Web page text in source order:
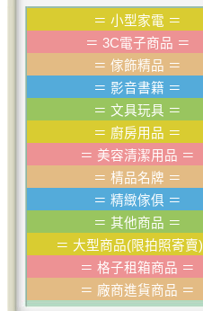
＝ 小型家電 ＝
＝ 3C電子商品 ＝
＝ 傢飾精品 ＝
＝ 影音書籍 ＝
＝ 文具玩具 ＝
＝ 廚房用品 ＝
＝ 美容清潔用品 ＝
＝ 棈品名牌 ＝
＝ 精緻傢俱 ＝
＝ 其他商品 ＝
＝ 大型商品(限拍照寄賣)
＝ 格子租箱商品 ＝
＝ 廠商進貨商品 ＝